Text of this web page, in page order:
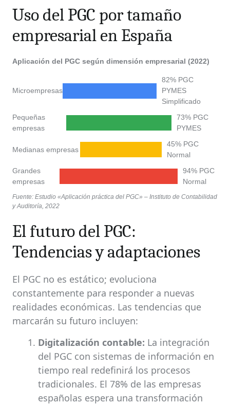
Uso del PGC por tamaño
empresarial en España
Aplicación del PGC según dimensión empresarial (2022)
Microempresas
82% PGC
PYMES
Simplificado
Pequeñas
empresas
73% PGC
PYMES
Medianas empresas
45% PGC
Normal
Grandes
empresas
94% PGC
Normal
Fuente: Estudio «Aplicación práctica del PGC» – Instituto de Contabilidad
y Auditoría, 2022
El futuro del PGC:
Tendencias y adaptaciones
El PGC no es estático; evoluciona
constantemente para responder a nuevas
realidades económicas. Las tendencias que
marcarán su futuro incluyen:
Digitalización contable: La integración
del PGC con sistemas de información en
tiempo real redefinirá los procesos
tradicionales. El 78% de las empresas
españolas espera una transformación